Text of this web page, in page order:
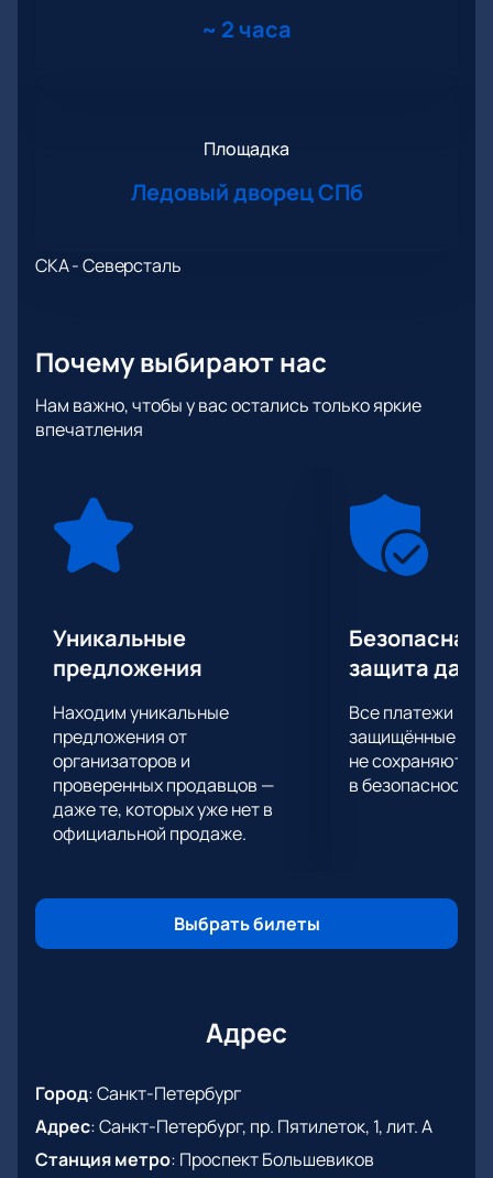
~ 2 часа
Площадка
Ледовый дворец СПб
СКА - Северсталь
Почему выбирают нас
Нам важно, чтобы у вас остались только яркие
впечатления
Уникальные
предложения
Находим уникальные
предложения от
организаторов и
проверенных продавцов —
даже те, которых уже нет в
официальной продаже.
Безопасная
защита
Все платежи
защищённые
не сохраняются
в безопасности.
Выбрать билеты
Адрес
Город:Санкт-Петербург
Адрес:Санкт-Петербург, пр. Пятилеток, 1, лит. А
Станция метро: Проспект Большевиков